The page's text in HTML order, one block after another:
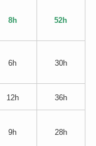
8h 52h
6h 30h
12h 36h
9h 28h